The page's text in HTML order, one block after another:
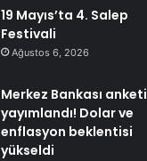
19 Mayıs’ta 4. Salep
Festivali
Ağustos 6, 2026
Merkez Bankası anketi
yayımlandı! Dolar ve
enflasyon beklentisi
yükseldi